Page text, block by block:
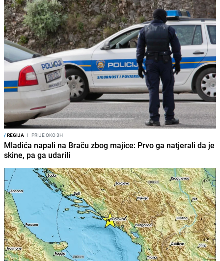
/REGIJA I PRIJE OKO 3H
Mladića napali na Braču zbog majice: Prvo ga natjerali da je
skine, pa ga udarili